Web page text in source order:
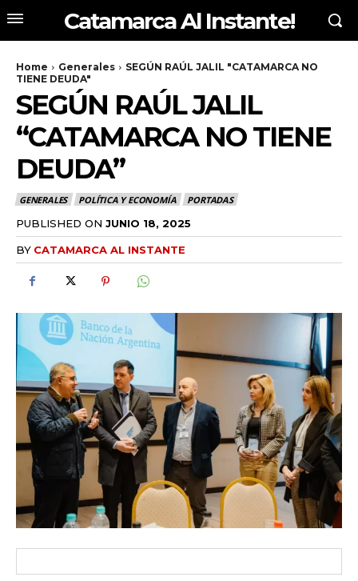
Catamarca Al Instante!
Home Generales
SEGÚN RAÚL JALIL "CATAMARCA NO
TIENE DEUDA"
SEGÚN RAÚL JALIL
“CATAMARCA NO TIENE
DEUDA”
GENERALES POLÍTICA Y ECONOMÍA PORTADAS
PUBLISHED ON JUNIO 18, 2025
BY CATAMARCA AL INSTANTE